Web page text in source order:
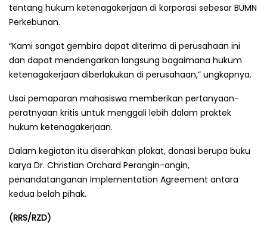
tentang hukum ketenagakerjaan di korporasi sebesar BUMN
Perkebunan.
“Kami sangat gembira dapat diterima di perusahaan ini
dan dapat mendengarkan langsung bagaimana hukum
ketenagakerjaan diberlakukan di perusahaan,” ungkapnya.
Usai pemaparan mahasiswa memberikan pertanyaan-
peratnyaan kritis untuk menggali lebih dalam praktek
hukum ketenagakerjaan.
Dalam kegiatan itu diserahkan plakat, donasi berupa buku
karya Dr. Christian Orchard Perangin-angin,
penandatanganan Implementation Agreement antara
kedua belah pihak.
(RRS/RZD)